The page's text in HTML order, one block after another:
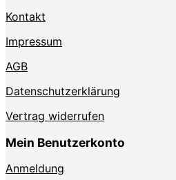
Kontakt
Impressum
AGB
Datenschutzerklärung
Vertrag widerrufen
Mein Benutzerkonto
Anmeldung